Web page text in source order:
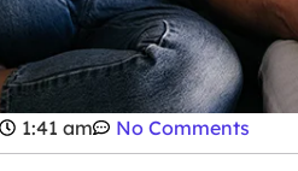
1:41 am No Comments